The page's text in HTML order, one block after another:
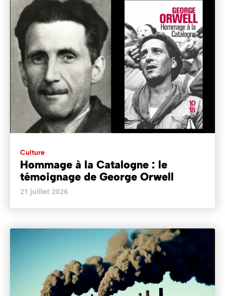
Culture
Hommage à la Catalogne : le
témoignage de George Orwell
21 juillet 2026